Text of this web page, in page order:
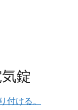
錠
付ける。